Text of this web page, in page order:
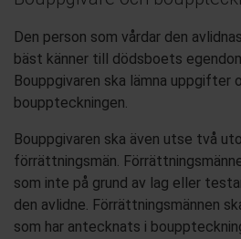
Den person som vårdar den avlidna
bäst känner till dödsboets
Bouppgivaren ska lämna uppgifter
bouppteckningen.
Bouppgivaren ska även utse två
förrättningsmän.
som inte på grund av lag eller
den avlidne. Förrättningsmännen
som har antecknats i boupp